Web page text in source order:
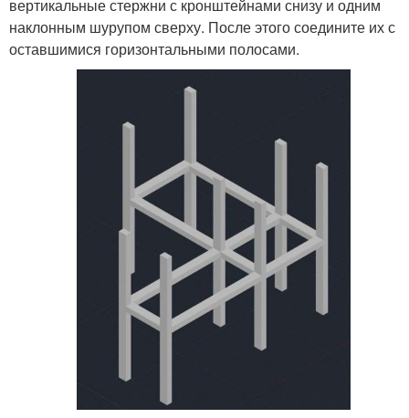
вертикальные стержни с кронштейнами снизу и одним
наклонным шурупом сверху. После этого соедините их с
оставшимися горизонтальными полосами.